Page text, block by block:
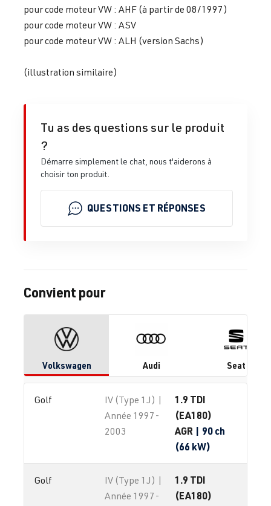
pour code moteur VW : AHF (à partir de 08/1997)
pour code moteur VW : ASV
pour code moteur VW : ALH (version Sachs)
(illustration similaire)
Tu as des questions sur le produit
?
Démarre simplement le chat, nous t'aiderons à
choisir ton produit.
QUESTIONS ET RÉPONSES
Convient pour
Volkswagen Audi Seat
Golf
IV (Type 1J) |
Année 1997-
2003
1.9 TDI
(EA180)
AGR | 90 ch
(66 kW)
Golf
IV (Type 1J) |
Année 1997-
1.9 TDI
(EA180)